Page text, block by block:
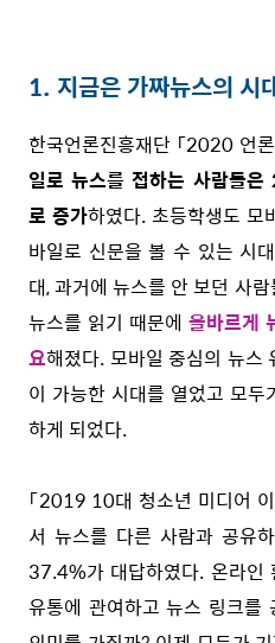
1. 지금은 가짜뉴스의 시
한국언론진흥재단 「2020 언
일로 뉴스를 접하는 사람들
로 증가하였다. 초등학생도 모
바일로 신문을 볼 수 있는 시
대, 과거에 뉴스를 안 보던 사
뉴스를 읽기 때문에 올바르게
요해졌다. 모바일 중심의 뉴스
이 가능한 시대를 열었고 모
하게 되었다.
「2019 10대 청소년 미디어
서 뉴스를 다른 사람과 공유
37.4%가 대답하였다. 온라인
유통에 관여하고 뉴스 링크를